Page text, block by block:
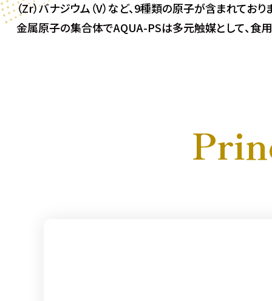
（Zr）バナジウム（V）など、9種類の原子が含まれており
金属原子の集合体でAQUA-PSは多元触媒として、食